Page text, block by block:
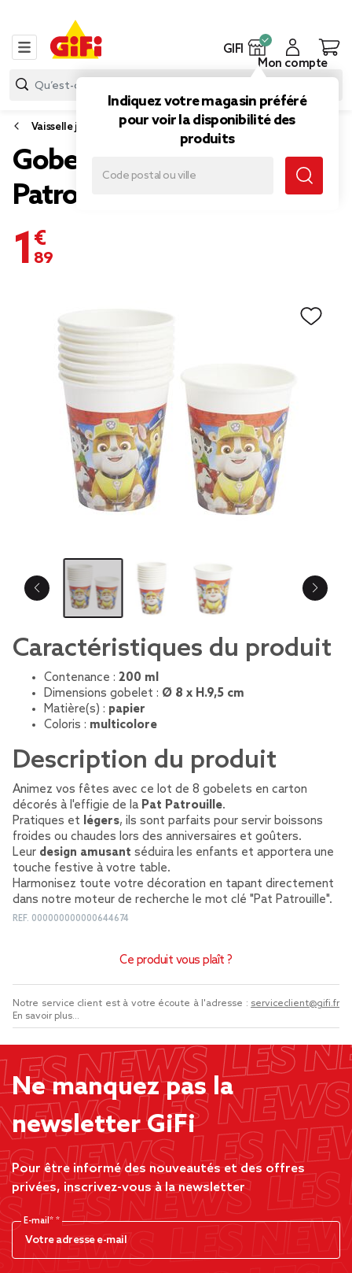
GIFI
Indiquez votre magasin préféré
pour voir la disponibilité des
produits
Mon compte
Vaisselle jetable et réutilisable
Gobelet carton x8 Pat
Patrouille 20cl
1,89 €
Caractéristiques du produit
Contenance : 200 ml
Dimensions gobelet : Ø 8 x H.9,5 cm
Matière(s) : papier
Coloris : multicolore
Description du produit
Animez vos fêtes avec ce lot de 8 gobelets en carton
décorés à l'effigie de la Pat Patrouille.
Pratiques et légers, ils sont parfaits pour servir boissons
froides ou chaudes lors des anniversaires et goûters.
Leur design amusant séduira les enfants et apportera une
touche festive à votre table.
Harmonisez toute votre décoration en tapant directement
dans notre moteur de recherche le mot clé "Pat Patrouille".
REF. 000000000000644674
Ce produit vous plaît ?
Notre service client est à votre écoute à l'adresse : serviceclient@gifi.fr
En savoir plus...
Ne manquez pas la
newsletter GiFi
Pour être informé des nouveautés et des offres
privées, inscrivez-vous à la newsletter
E-mail*